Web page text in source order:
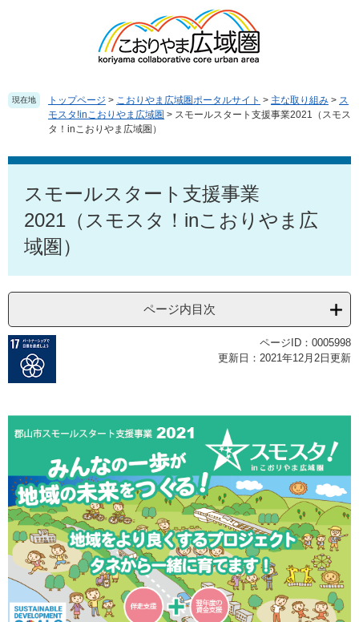
頭
飛
本
現在地 トップページ > こおりやま広域圏ポータルサイト > 主な取り組み > ス
モスタ!inこおりやま広域圏 > スモールスタート支援事業2021（スモス
タ！inこおりやま広域圏）
本
スモールスタート支援事業
2021（スモスタ！inこおりやま広
域圏）
ページ内目次
ページID：0005998
更新日：2021年12月2日更新